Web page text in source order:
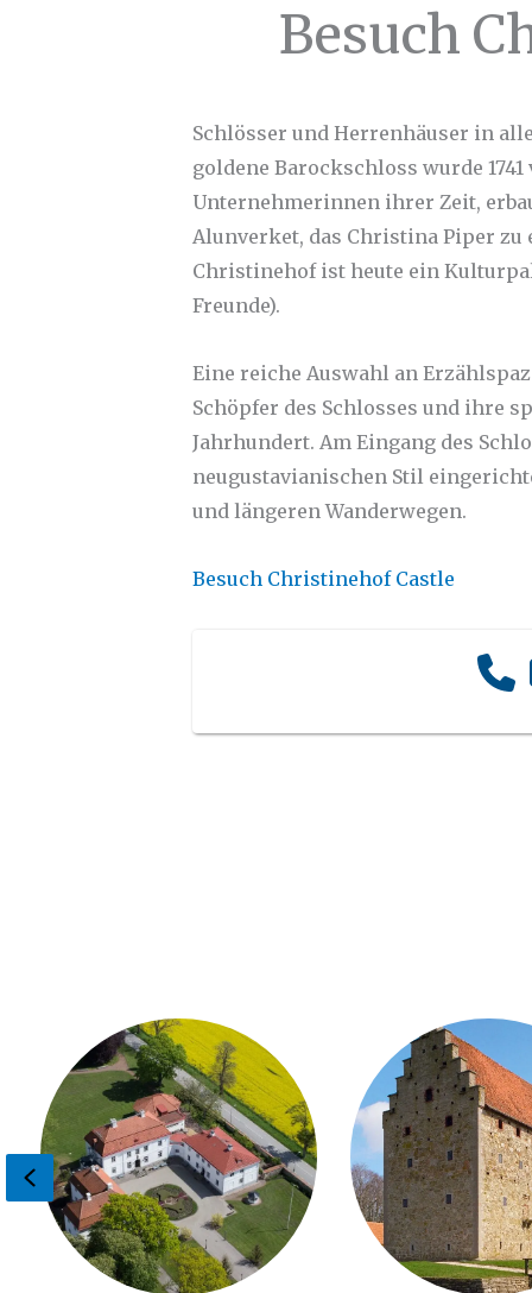
Besuch
Schlösser und Herrenhäuser in
goldene Barockschloss wurde
Unternehmerinnen ihrer Zeit,
Alunverket, das Christina Piper zu
Christinehof ist heute ein
Freunde).
Eine reiche Auswahl an
Schöpfer des Schlosses und ihre
Jahrhundert. Am Eingang des
neugustavianischen Stil
und längeren Wanderwegen.
Besuch Christinehof Castle
Previous